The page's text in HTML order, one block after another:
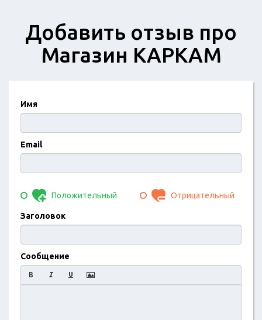
Добавить отзыв про
Магазин КАРКАМ
Имя
Email
Положительный Отрицательный
Заголовок
Сообщение